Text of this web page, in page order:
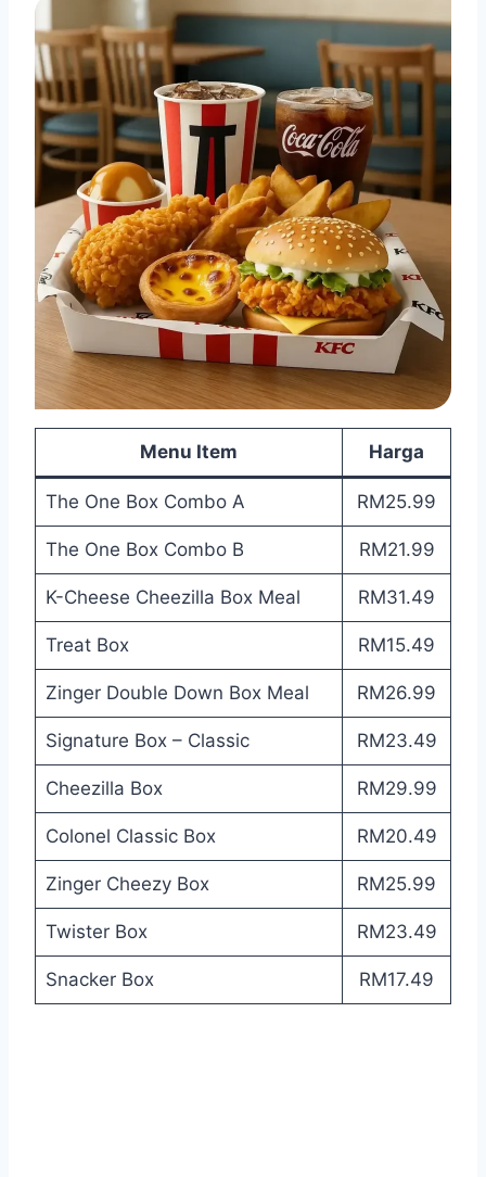
Menu Item Harga
The One Box Combo A RM25.99
The One Box Combo B RM21.99
K-Cheese Cheezilla Box Meal RM31.49
Treat Box RM15.49
Zinger Double Down Box Meal RM26.99
Signature Box – Classic RM23.49
Cheezilla Box RM29.99
Colonel Classic Box RM20.49
Zinger Cheezy Box RM25.99
Twister Box RM23.49
Snacker Box RM17.49